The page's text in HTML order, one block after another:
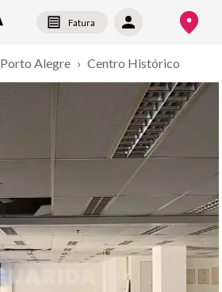
Fatura
Porto Alegre › Centro Histórico